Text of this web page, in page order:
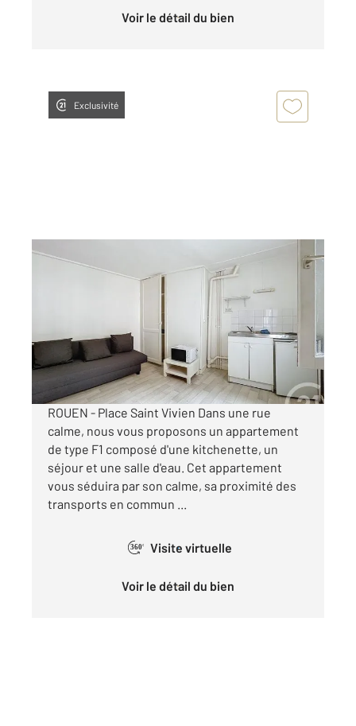
Voir le détail du bien
Exclusivité
ROUEN 76
, 1 pièce
Appartement Studio à louer
382 €
par mois charges comprises
ROUEN - Place Saint Vivien Dans une rue
calme, nous vous proposons un appartement
de type F1 composé d'une kitchenette, un
séjour et une salle d'eau. Cet appartement
vous séduira par son calme, sa proximité des
transports en commun ...
360° Visite virtuelle
Voir le détail du bien